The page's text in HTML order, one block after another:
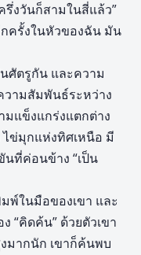
รึ่งวันก็สามในสี่แล้ว”
ครั้งในหัวของฉัน มัน
ศัตรูกัน และความ
ามสัมพันธ์ระหว่าง
แข็งแกร่งแตกต่าง
ข่มุกแห่งทิศเหนือ มี
ที่ค่อนข้าง “เป็น
พ์ในมือของเขา และ
“คิดค้น” ด้วยตัวเขา
มากนัก เขาก็ค้นพบ